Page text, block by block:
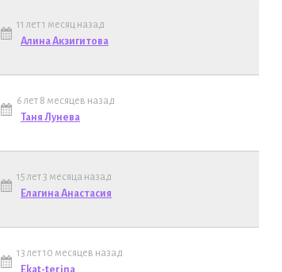
11 лет 1 месяц назад
Алина Акзигитова
6 лет 8 месяцев назад
Таня Лунева
15 лет 3 месяца назад
Елагина Анастасия
13 лет 10 месяцев назад
Ekat-terina